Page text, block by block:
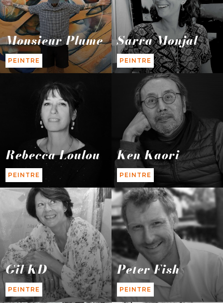
Monsieur Plume
PEINTRE
Sarra Monjal
PEINTRE
Rebecca Loulou
PEINTRE
Ken Kaori
PEINTRE
Gil KD
PEINTRE
Peter Fish
PEINTRE